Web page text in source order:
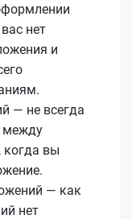
нет
и
— не всегда
между
вы
— как
нет